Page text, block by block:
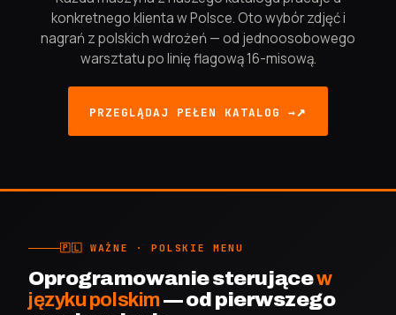
konkretnego klienta w Polsce. Oto wybór zdjęć i
nagrań z polskich wdrożeń — od jednoosobowego
warsztatu po linię flagową 16-misową.
PRZEGLĄDAJ PEŁEN KATALOG →
🇵🇱 WAŻNE · POLSKIE MENU
Oprogramowanie sterującew
języku polskim— od pierwszego